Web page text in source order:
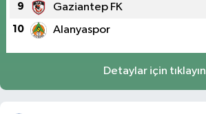
9 Gaziantep FK
10 Alanyaspor
Detaylar için tıklayın